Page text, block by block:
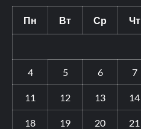
Пн Вт Ср Чт
4 5 6 7
11 12 13 14
18 19 20 21